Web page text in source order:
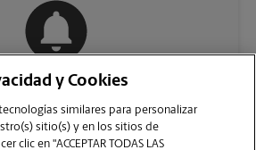
y Cookies
similares para personalizar
sitio(s) y en los sitios de
clic en "ACCEPTAR TODAS LAS